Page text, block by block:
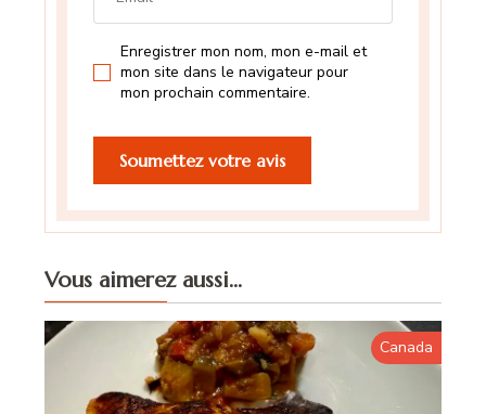
Enregistrer mon nom, mon e-mail et
mon site dans le navigateur pour
mon prochain commentaire.
Vous aimerez aussi...
Canada